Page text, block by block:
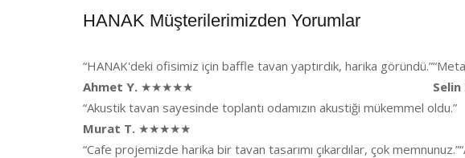
HANAK Müşterilerimizden Yorumlar
“HANAK'deki ofisimiz için baffle tavan yaptırdık, harika göründü.”
Ahmet Y. ★★★★★
Selin
“Akustik tavan sayesinde toplantı odamızın akustiği mükemmel oldu.”
Murat T. ★★★★★
“Cafe projemizde harika bir tavan tasarımı çıkardılar, çok memnunuz.”